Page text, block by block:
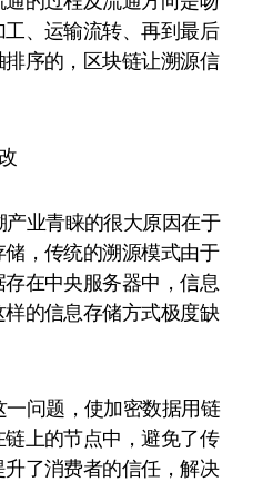
、运输流转、再到最后
序的，区块链让溯源信
业青睐的很大原因在于
，传统的溯源模式由于
在中央服务器中，信息
的信息存储方式极度缺
问题，使加密数据用链
上的节点中，避免了传
了消费者的信任，解决